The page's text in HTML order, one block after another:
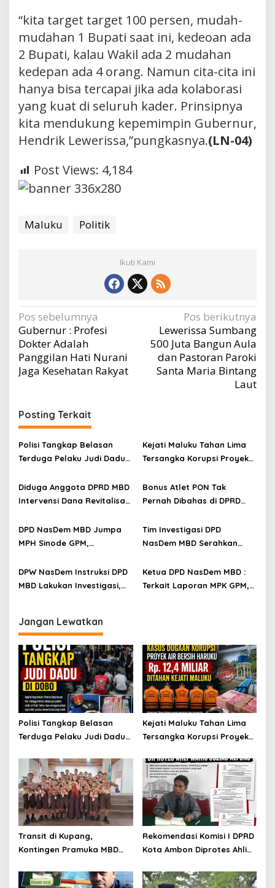
“kita target target 100 persen, mudah-
mudahan 1 Bupati saat ini, kedeoan ada
2 Bupati, kalau Wakil ada 2 mudahan
kedepan ada 4 orang. Namun cita-cita ini
hanya bisa tercapai jika ada kolaborasi
yang kuat di seluruh kader. Prinsipnya
kita mendukung kepemimpin Gubernur,
Hendrik Lewerissa,”pungkasnya.(LN-04)
Post Views: 4,184
Maluku Politik
Ikuti Kami
Navigasi
pos
Pos sebelumnya
Gubernur : Profesi
Dokter Adalah
Panggilan Hati Nurani
Jaga Kesehatan Rakyat
Pos berikutnya
Lewerissa Sumbang
500 Juta Bangun Aula
dan Pastoran Paroki
Santa Maria Bintang
Laut
Posting Terkait
Polisi Tangkap Belasan
Terduga Pelaku Judi Dadu
Setoran Rp5 Juta dan
Selisih Barang Bukti
Kejati Maluku Tahan Lima
Tersangka Korupsi Proyek
Miliar
Diduga Anggota DPRD MBD
Intervensi Dana Revitalisasi
Winnetou Akse Soroti
Dugaan Intimidasi
Bonus Atlet PON Tak
Pernah Dibahas di DPRD
DPD NasDem MBD Jumpa
MPH Sinode GPM,
dan Permohonan Maaf
Tim Investigasi DPD
NasDem MBD Serahkan
Maluku
DPW NasDem Instruksi DPD
MBD Lakukan Investigasi,
Ketua DPD NasDem MBD :
Terkait Laporan MPK GPM,
Jangan Lewatkan
Polisi Tangkap Belasan
Terduga Pelaku Judi Dadu
Setoran Rp5 Juta dan
Selisih Barang Bukti
Kejati Maluku Tahan Lima
Tersangka Korupsi Proyek
Miliar
Transit di Kupang,
Kontingen Pramuka MBD
Disambut Hangat Wakil
Rekomendasi Komisi I DPRD
Kota Ambon Diprotes Ahli
Barbara Alfons: Itu Palsu?